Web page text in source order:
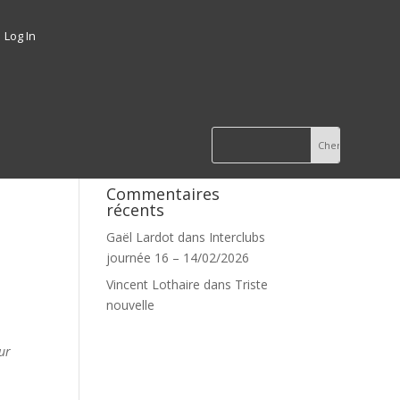
Log In
Commentaires
récents
Gaël Lardot dans Interclubs
journée 16 – 14/02/2026
Vincent Lothaire dans Triste
nouvelle